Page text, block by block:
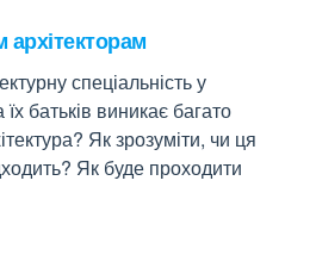
спеціальність у
їх батьків виникає багато
Як зрозуміти, чи ця
Як буде проходити